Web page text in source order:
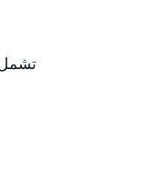
تشمل